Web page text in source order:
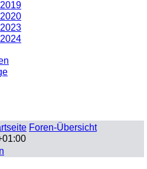
Foren-Übersicht